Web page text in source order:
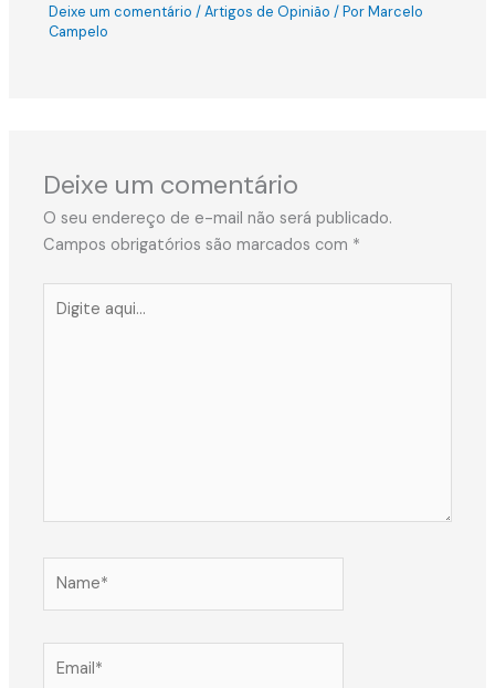
Deixe um comentário /Artigos de Opinião / PorMarcelo
Campelo
Deixe um comentário
O seu endereço de e-mail não será publicado.
Campos obrigatórios são marcados com *
aqui...